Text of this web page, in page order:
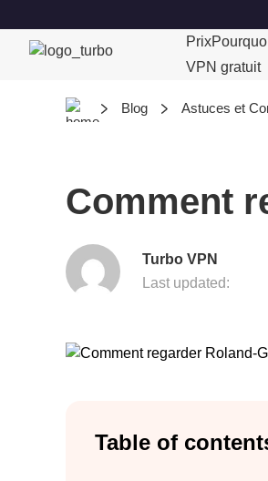
Prix
VPN gratuit
Blog
Comment
Turbo VPN
Last updated:
Table of